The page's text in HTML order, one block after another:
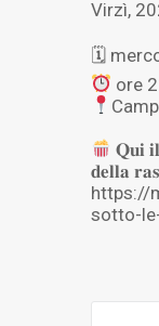
Virzì,
🗓
ore
𝐐𝐮𝐢
𝐝𝐞𝐥𝐥𝐚
https://
sotto-